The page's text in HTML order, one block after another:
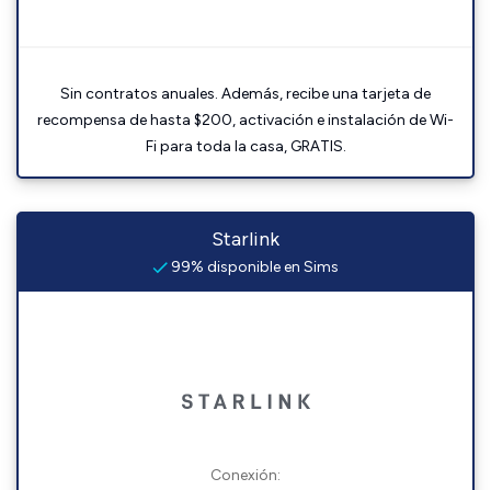
Sin contratos anuales. Además, recibe una tarjeta de
recompensa de hasta $200, activación e instalación de Wi-
Fi para toda la casa, GRATIS.
Starlink
99% disponible en Sims
Conexión: